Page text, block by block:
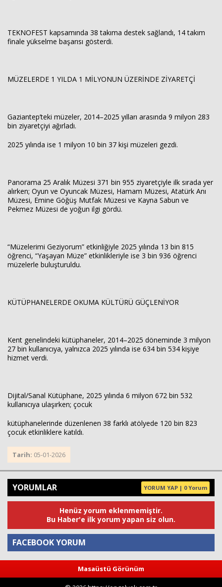
TEKNOFEST kapsamında 38 takıma destek sağlandı, 14 takım
finale yükselme başarısı gösterdi.
MÜZELERDE 1 YILDA 1 MİLYONUN ÜZERİNDE ZİYARETÇİ
Gaziantep’teki müzeler, 2014–2025 yılları arasında 9 milyon 283
bin ziyaretçiyi ağırladı.
2025 yılında ise 1 milyon 10 bin 37 kişi müzeleri gezdi.
Panorama 25 Aralık Müzesi 371 bin 955 ziyaretçiyle ilk sırada yer
alırken; Oyun ve Oyuncak Müzesi, Hamam Müzesi, Atatürk Anı
Müzesi, Emine Göğüş Mutfak Müzesi ve Kayna Sabun ve
Pekmez Müzesi de yoğun ilgi gördü.
“Müzelerimi Geziyorum” etkinliğiyle 2025 yılında 13 bin 815
öğrenci, “Yaşayan Müze” etkinlikleriyle ise 3 bin 936 öğrenci
müzelerle buluşturuldu.
KÜTÜPHANELERDE OKUMA KÜLTÜRÜ GÜÇLENİYOR
Kent genelindeki kütüphaneler, 2014–2025 döneminde 3 milyon
27 bin kullanıcıya, yalnızca 2025 yılında ise 634 bin 534 kişiye
hizmet verdi.
Dijital/Sanal Kütüphane, 2025 yılında 6 milyon 672 bin 532
kullanıcıya ulaşırken; çocuk
kütüphanelerinde düzenlenen 38 farklı atölyede 120 bin 823
çocuk etkinliklere katıldı.
Tarih: 05-01-2026
YORUMLAR YORUM YAP | 0 Yorum
Henüz yorum eklenmemiştir.
Bu Haber'e ilk yorum yapan siz olun.
FACEBOOK YORUM
Yorum
Masaüstü Görünüm